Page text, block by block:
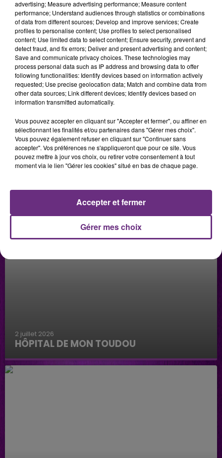
29 juillet 2026
GAGNEZ VOTRE SÉJOUR AU CENTER
PARCS DU LAC D’AILETTE AVEC
CHAMPAGNE FM
LES PODCASTS
2 juillet 2026
HÔPITAL DE MON TOUDOU
Hôpital de mon Toudou
advertising; Measure advertising performance; Measure content
performance; Understand audiences through statistics or combinations
of data from different sources; Develop and improve services; Create
profiles to personalise content; Use profiles to select personalised
content; Use limited data to select content; Ensure security, prevent and
detect fraud, and fix errors; Deliver and present advertising and content;
Save and communicate privacy choices. These technologies may
process personal data such as IP address and browsing data to offer
following functionalities: Identify devices based on information actively
requested; Use precise geolocation data; Match and combine data from
other data sources; Link different devices; Identify devices based on
information transmitted automatically.
Vous pouvez accepter en cliquant sur "Accepter et fermer", ou affiner en
sélectionnant les finalités et/ou partenaires dans "Gérer mes choix".
Vous pouvez également refuser en cliquant sur "Continuer sans
accepter". Vos préférences ne s'appliqueront que pour ce site. Vous
pouvez mettre à jour vos choix, ou retirer votre consentement à tout
moment via le lien "Gérer les cookies" situé en bas de chaque page.
Gérer mes choix
Accepter et fermer